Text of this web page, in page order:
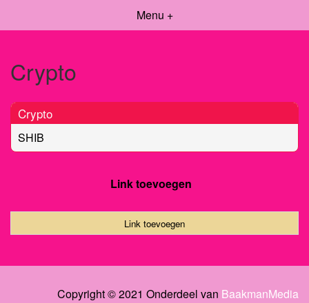
Menu +
Crypto
Crypto
SHIB
Link toevoegen
Link toevoegen
Copyright © 2021 Onderdeel van BaakmanMedia